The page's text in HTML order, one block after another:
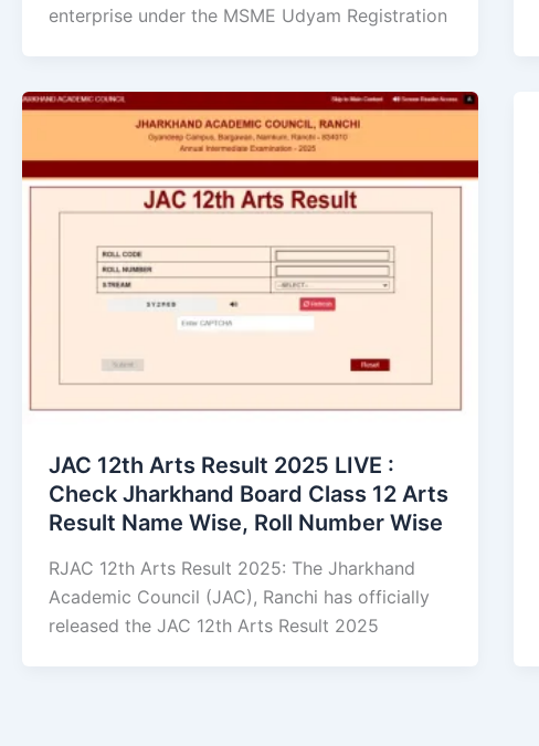
enterprise under the MSME Udyam Registration
JAC 12th Arts Result 2025 LIVE :
Check Jharkhand Board Class 12 Arts
Result Name Wise, Roll Number Wise
RJAC 12th Arts Result 2025: The Jharkhand
Academic Council (JAC), Ranchi has officially
released the JAC 12th Arts Result 2025